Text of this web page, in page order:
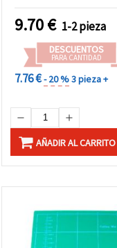
9.70€ 1-2 pieza
DESCUENTOS
PARA CANTIDAD
7.76 €- 20 %3 pieza +
AÑADIR AL CARRITO